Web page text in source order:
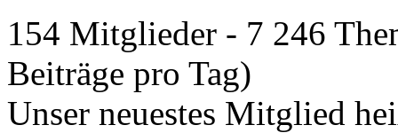
154 Mitglieder - 7 246
Beiträge pro Tag)
Unser neuestes Mitglied